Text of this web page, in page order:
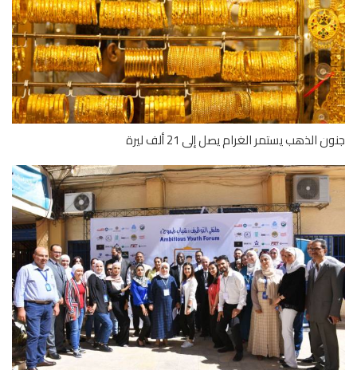
الذهب يستمر الغرام يصل إلى 21 ألف ليرة